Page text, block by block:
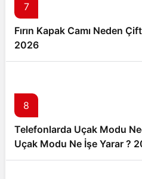
7
Fırın Kapak Camı Neden
2026
8
Telefonlarda Uçak Modu
Uçak Modu Ne İşe Yarar ?